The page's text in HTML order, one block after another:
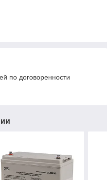
по договоренности